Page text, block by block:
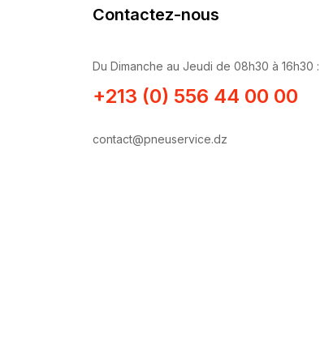
Contactez-nous
Du Dimanche au Jeudi de 08h30 à 16h30 :
+213 (0) 556 44 00 00
contact@pneuservice.dz